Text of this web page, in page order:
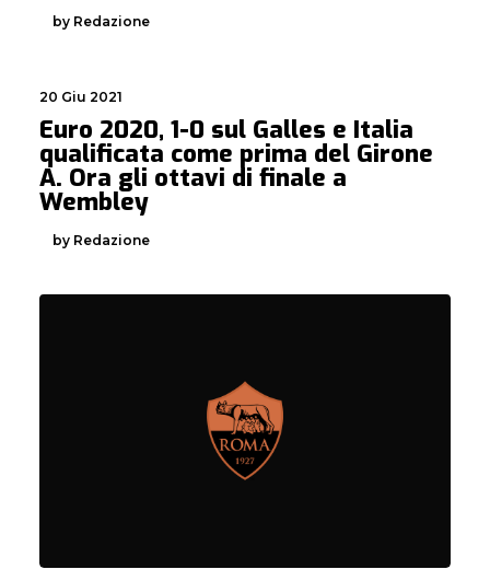
by Redazione
20 Giu 2021
Euro 2020, 1-0 sul Galles e Italia
qualificata come prima del Girone
A. Ora gli ottavi di finale a
Wembley
by Redazione